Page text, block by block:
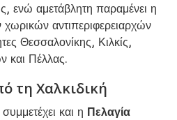
ενώ αμετάβλητη παραμένει η
αντιπεριφερειαρχών
Θεσσαλονίκης, Κιλκίς,
και Πέλλας.
τη Χαλκιδική
και η Πελαγία